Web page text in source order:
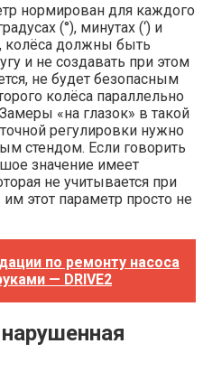
нормирован для каждого
(°), минутах (‘) и
колёса должны быть
и не создавать при этом
не будет безопасным
колёса параллельно
«на глазок» в такой
регулировки нужно
стендом. Если говорить
значение имеет
не учитывается при
этот параметр просто не
по ремонту насоса
— DRIVE2